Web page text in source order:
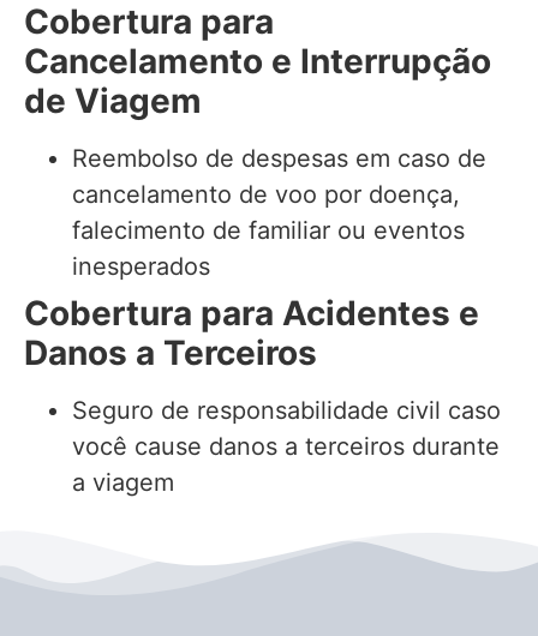
Cobertura para
Cancelamento e Interrupção
de Viagem
Reembolso de despesas em caso de
cancelamento de voo por doença,
falecimento de familiar ou eventos
inesperados
Cobertura para Acidentes e
Danos a Terceiros
Seguro de responsabilidade civil caso
você cause danos a terceiros durante
a viagem